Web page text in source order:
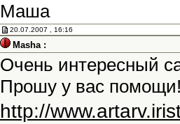
Маша
20.07.2007 , 16:16
Masha :
Очень интересный
Прошу у вас
http://